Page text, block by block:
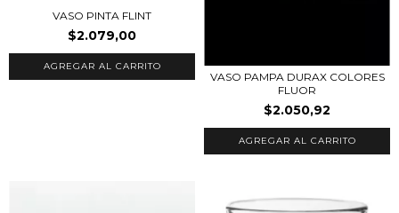
VASO PINTA FLINT
$2.079,00
VASO PAMPA DURAX COLORES
FLUOR
$2.050,92